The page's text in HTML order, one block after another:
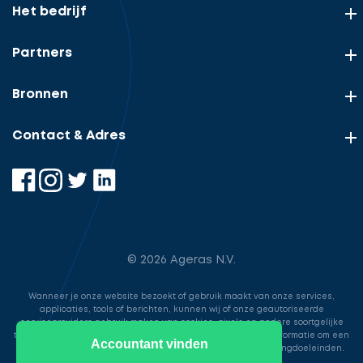
Accountant vinden
Het bedrijf
Partners
Bronnen
Contact & Adres
© 2026 Ageras N.V.
Wanneer je onze website bezoekt of gebruik maakt van onze services,
applicaties, tools of berichten, kunnen wij of onze geautoriseerde
serviceproviders gebruik maken van cookies, pixels en andere soortgelijke
technologieën. Deze worden gebruikt voor het opslaan van informatie om een
betere, snellere en veiligere ervaring te bieden voor marketingdoeleinden.